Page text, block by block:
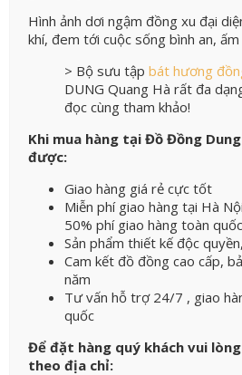
Hình ảnh dơi ngậm đồng xu đại
khí, đem tới cuộc sống bình an,
> Bộ sưu tập bát hương
DUNG Quang Hà rất đa
đọc cùng tham khảo!
Khi mua hàng tại Đồ Đồng
được:
Giao hàng giá rẻ cực tốt
Miễn phí giao hàng tại Hà
50% phí giao hàng toàn quốc
Sản phẩm thiết kế độc
Cam kết đồ đồng cao cấp,
năm
Tư vấn hỗ trợ 24/7 , giao
quốc
Để đặt hàng quý khách vui
theo địa chỉ: